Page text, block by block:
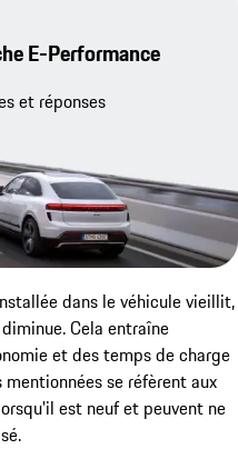
E-Performance
et réponses
dans le véhicule vieillit,
Cela entraîne
et des temps de charge
se réfèrent aux
est neuf et peuvent ne